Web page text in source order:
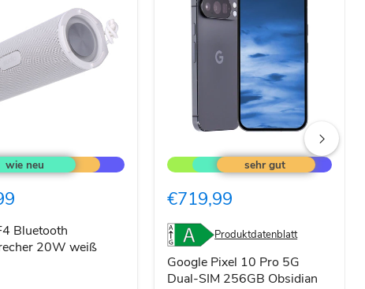
Bluetooth
20W weiß
Pixel
10
5G
SIM
256GB
Obsidian
€719,99
Produktdatenblatt
Google Pixel 10 Pro 5G
Dual-SIM 256GB Obsidian